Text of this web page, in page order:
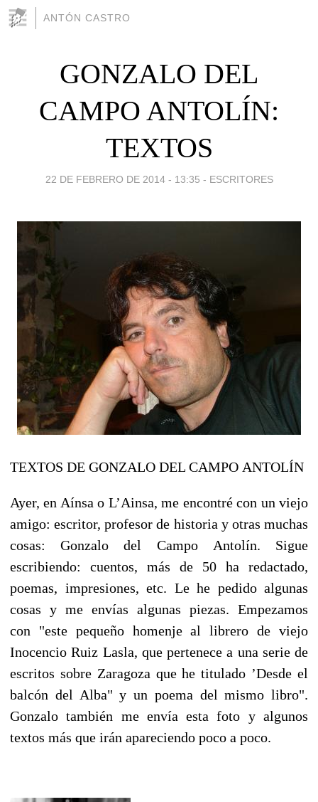
ANTÓN CASTRO
GONZALO DEL
CAMPO ANTOLÍN:
TEXTOS
22 DE FEBRERO DE 2014 - 13:35 - ESCRITORES
TEXTOS DE GONZALO DEL CAMPO ANTOLÍN
Ayer, en Aínsa o L’Ainsa, me encontré con un viejo
amigo: escritor, profesor de historia y otras muchas
cosas: Gonzalo del Campo Antolín. Sigue
escribiendo: cuentos, más de 50 ha redactado,
poemas, impresiones, etc. Le he pedido algunas
cosas y me envías algunas piezas. Empezamos
con "este pequeño homenje al librero de viejo
Inocencio Ruiz Lasla, que pertenece a una serie de
escritos sobre Zaragoza que he titulado ’Desde el
balcón del Alba" y un poema del mismo libro".
Gonzalo también me envía esta foto y algunos
textos más que irán apareciendo poco a poco.